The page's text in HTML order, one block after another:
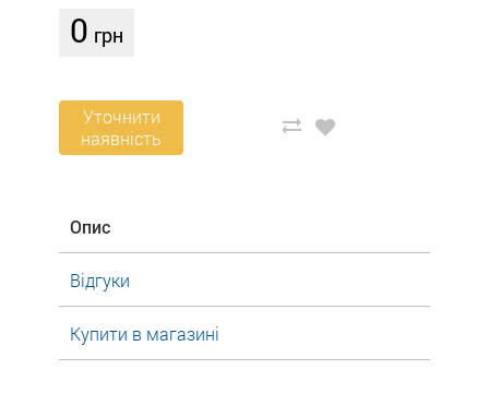
0 грн
Уточнити
наявність
Опис
Відгуки
Купити в магазині